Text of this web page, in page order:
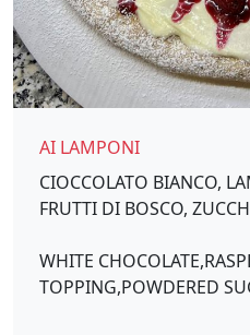
AI LAMPONI
CIOCCOLATO BIANCO,
FRUTTI DI BOSCO,
WHITE
TOPPING,POWDERED